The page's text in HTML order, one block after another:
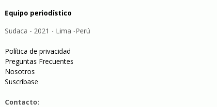
Equipo periodístico
Sudaca - 2021 - Lima -Perú
Política de privacidad
Preguntas Frecuentes
Nosotros
Suscríbase
Contacto: